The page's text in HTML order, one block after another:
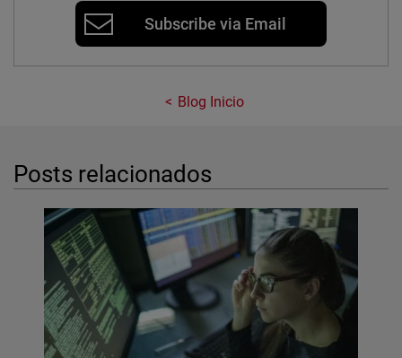
Subscribe via Email
Blog Inicio
Posts relacionados